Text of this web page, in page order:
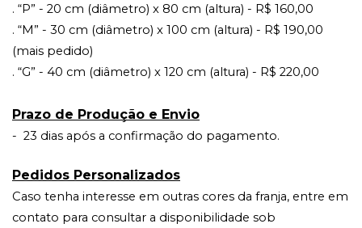
. “P” - 20 cm (diâmetro) x 80 cm (altura) - R$ 160,00
. “M” - 30 cm (diâmetro) x 100 cm (altura) - R$ 190,00
(mais pedido)
. “G” - 40 cm (diâmetro) x 120 cm (altura) - R$ 220,00
Prazo de Produção e Envio
-  23 dias após a confirmação do pagamento.
Pedidos Personalizados
Caso tenha interesse em outras cores da franja, entre em
contato para consultar a disponibilidade sob